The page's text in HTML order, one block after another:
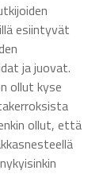
esiintyvät
ja juovat.
ollut kyse
ollut, että